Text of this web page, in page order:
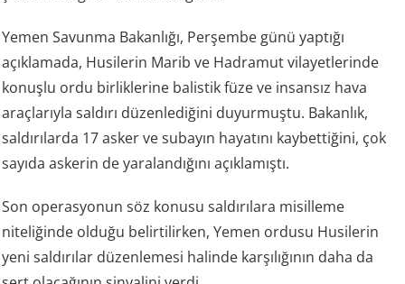
Yemen Savunma Bakanlığı, Perşembe günü yaptığı
açıklamada, Husilerin Marib ve Hadramut vilayetlerinde
konuşlu ordu birliklerine balistik füze ve insansız hava
araçlarıyla saldırı düzenlediğini duyurmuştu. Bakanlık,
saldırılarda 17 asker ve subayın hayatını kaybettiğini, çok
sayıda askerin de yaralandığını açıklamıştı.
Son operasyonun söz konusu saldırılara misilleme
niteliğinde olduğu belirtilirken, Yemen ordusu Husilerin
yeni saldırılar düzenlemesi halinde karşılığının daha da